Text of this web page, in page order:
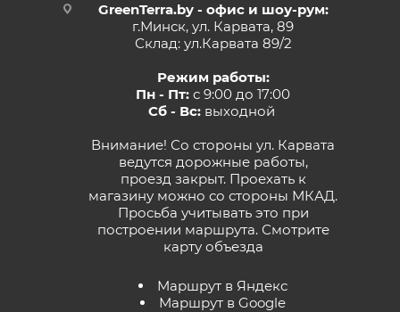
GreenTerra.by - офис и шоу-рум:
г.Минск, ул. Карвата, 89
Склад: ул.Карвата 89/2
Режим работы:
Пн - Пт: с 9:00 до 17:00
Сб - Вс:выходной
Внимание! Со стороны ул. Карвата
ведутся дорожные работы,
проезд закрыт. Проехать к
магазину можно со стороны МКАД.
Просьба учитывать это при
построении маршрута. Смотрите
карту объезда
Маршрут в Яндекс
Маршрут в Google